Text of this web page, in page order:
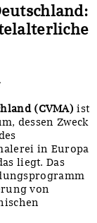
(CVMA) ist
dessen Zweck
in Europa
liegt. Das
von